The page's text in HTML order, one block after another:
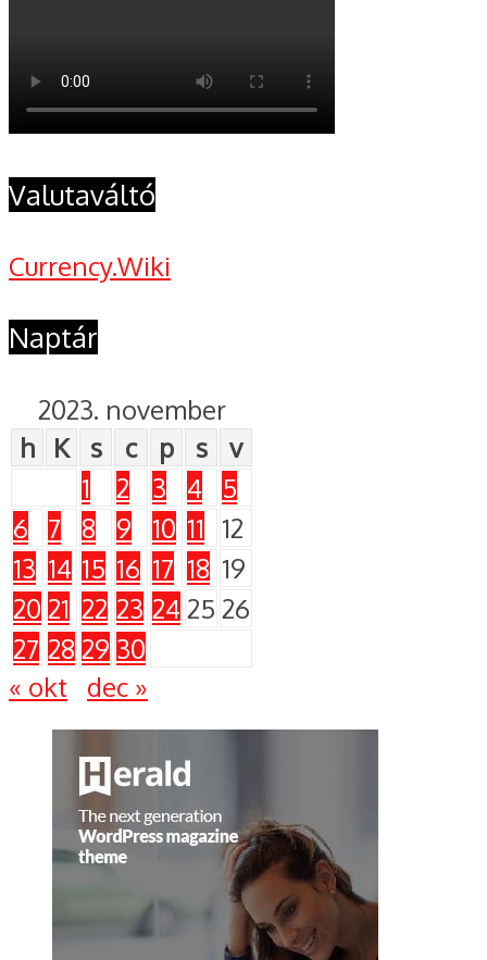
Valutaváltó
Currency.Wiki
Naptár
2023. november
h
K s c p s
v
1
2 3 4
5
6
7 8 9 10 11
12
13 14 15 16 17 18 19
20 21 22 23 2425 26
27 28 29 30
« okt
dec »